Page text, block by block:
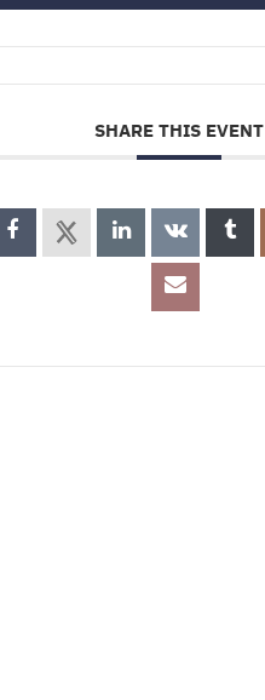
SHARE THIS EVENT